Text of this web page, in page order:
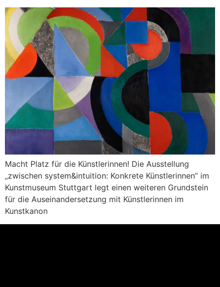
Macht Platz für die Künstlerinnen! Die Ausstellung
„zwischen system&intuition: Konkrete Künstlerinnen” im
Kunstmuseum Stuttgart legt einen weiteren Grundstein
für die Auseinandersetzung mit Künstlerinnen im
Kunstkanon